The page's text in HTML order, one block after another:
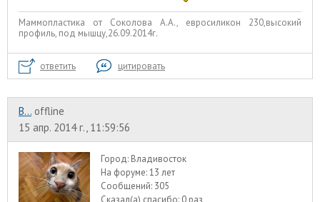
Маммопластика от Соколова А.А., евросиликон 230,высокий
профиль, под мышцу,26.09.2014г.
ответить цитировать
B... offline
15 апр. 2014 г., 11:59:56
Город: Владивосток
На форуме:13 лет
Сообщений: 305